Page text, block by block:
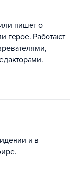
пишет о
герое. Работают
и в